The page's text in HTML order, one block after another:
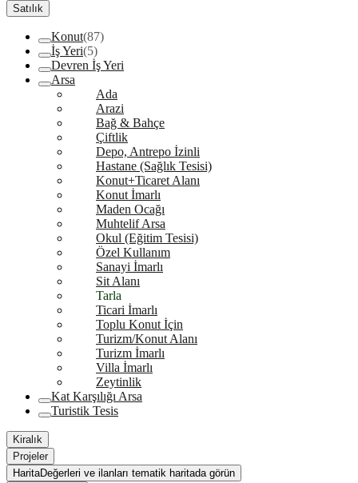
Satılık
Konut(87)
İş Yeri(5)
Devren İş Yeri
Arsa
Ada
Arazi
Bağ & Bahçe
Çiftlik
Depo, Antrepo İzinli
Hastane (Sağlık Tesisi)
Konut+Ticaret Alanı
Konut İmarlı
Maden Ocağı
Muhtelif Arsa
Okul (Eğitim Tesisi)
Özel Kullanım
Sanayi İmarlı
Sit Alanı
Tarla
Ticari İmarlı
Toplu Konut İçin
Turizm/Konut Alanı
Turizm İmarlı
Villa İmarlı
Zeytinlik
Kat Karşılığı Arsa
Turistik Tesis
Kiralık
Projeler
HaritaDeğerleri ve ilanları tematik haritada görün